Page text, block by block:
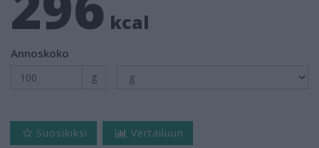
kcal
Annoskoko
g
Suosikiksi Vertailuun